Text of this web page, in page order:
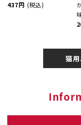
437円 (税込)
猫